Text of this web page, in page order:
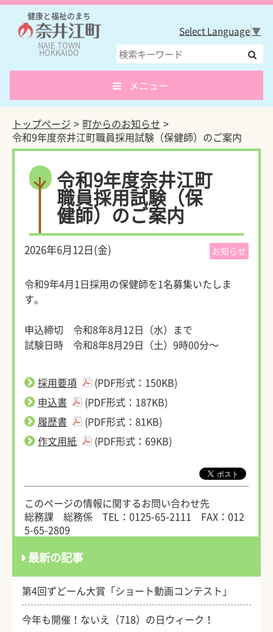
健康と福祉のまち
NAIE TOWN
HOKKAIDO
Select Language▼
メニュー
トップページ
町からのお知らせ
令和9年度奈井江町職員採用試験（保健師）のご案内
令和9年度奈井江町
職員採用試験（保
健師）のご案内
2026年6月12日(金) お知らせ
令和9年4月1日採用の保健師を1名募集いたしま
す。
申込締切 令和8年8月12日（水）まで
試験日時 令和8年8月29日（土）9時00分～
採用要項
(PDF形式：150KB)
申込書
(PDF形式：187KB)
履歴書
(PDF形式：81KB)
作文用紙
(PDF形式：69KB)
このページの情報に関するお問い合わせ先
総務課 総務係
TEL：0125-65-2111
FAX：012
5-65-2809
最新の記事
第4回ずどーん大賞「ショート動画コンテスト」
今年も開催！ないえ（718）の日ウィーク！